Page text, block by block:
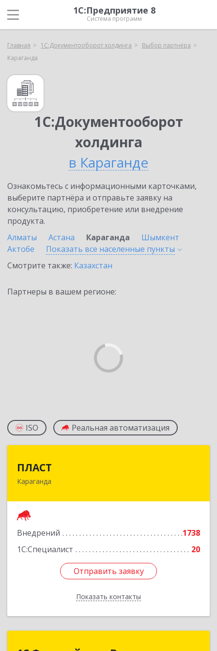
1С:Предприятие 8
Система программ
Главная 1С:Документооборот холдинга
Выбор партнёра
Караганда
1С:Документооборот
холдинга
в Караганде
Ознакомьтесь с информационными карточками,
выберите партнёра и отправьте заявку на
консультацию, приобретение или внедрение
продукта.
Алматы
Астана Караганда
Шымкент
Актобе
Показать все населенные пункты
Смотрите также: Казахстан
Партнеры в вашем регионе:
ISO Реальная автоматизация
ПЛАСТ
Караганда
Внедрений
1738
1С:Специалист
20
Отправить заявку
Показать контакты
100009,Казахстан,г.Караганда, ул.Кривогуза,
Отправить заявку
Назад
1С:Франчайзинг Ваниев